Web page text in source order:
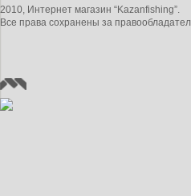
2010, Интернет магазин “Kazanfishing”.
Все права сохранены за